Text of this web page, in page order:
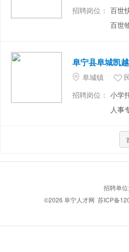
招聘岗位： 百世
百世
阜宁县阜城凯
阜城镇
招聘岗位： 小学
人事
招聘单
©2026 阜宁人才网 苏ICP备